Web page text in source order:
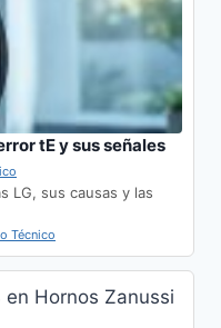
tE y sus señales
LG, sus causas y las
Técnico